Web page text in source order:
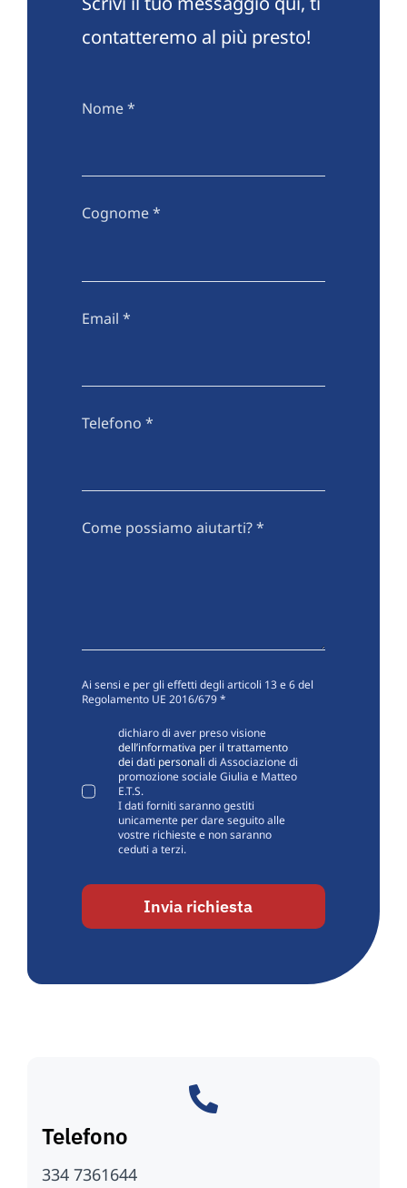
contatteremo al più presto!
Nome*
Cognome*
Email *
Telefono *
Come possiamo aiutarti?*
Ai sensi e per gli effetti degli articoli 13 e 6 del
Regolamento UE 2016/679*
dichiaro di aver preso visione
dell’informativa per il trattamento
dei dati personali di Associazione di
promozione sociale Giulia e Matteo
E.T.S.
I dati forniti saranno gestiti
unicamente per dare seguito alle
vostre richieste e non saranno
ceduti a terzi.
Invia richiesta
Telefono
334 7361644